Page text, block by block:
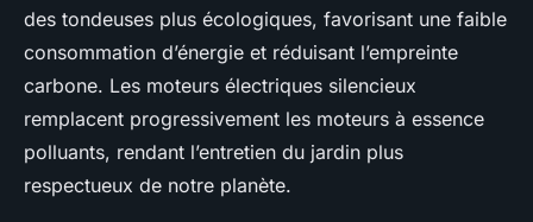
des tondeuses plus écologiques, favorisant une faible
consommation d’énergie et réduisant l’empreinte
carbone. Les moteurs électriques silencieux
remplacent progressivement les moteurs à essence
polluants, rendant l’entretien du jardin plus
respectueux de notre planète.